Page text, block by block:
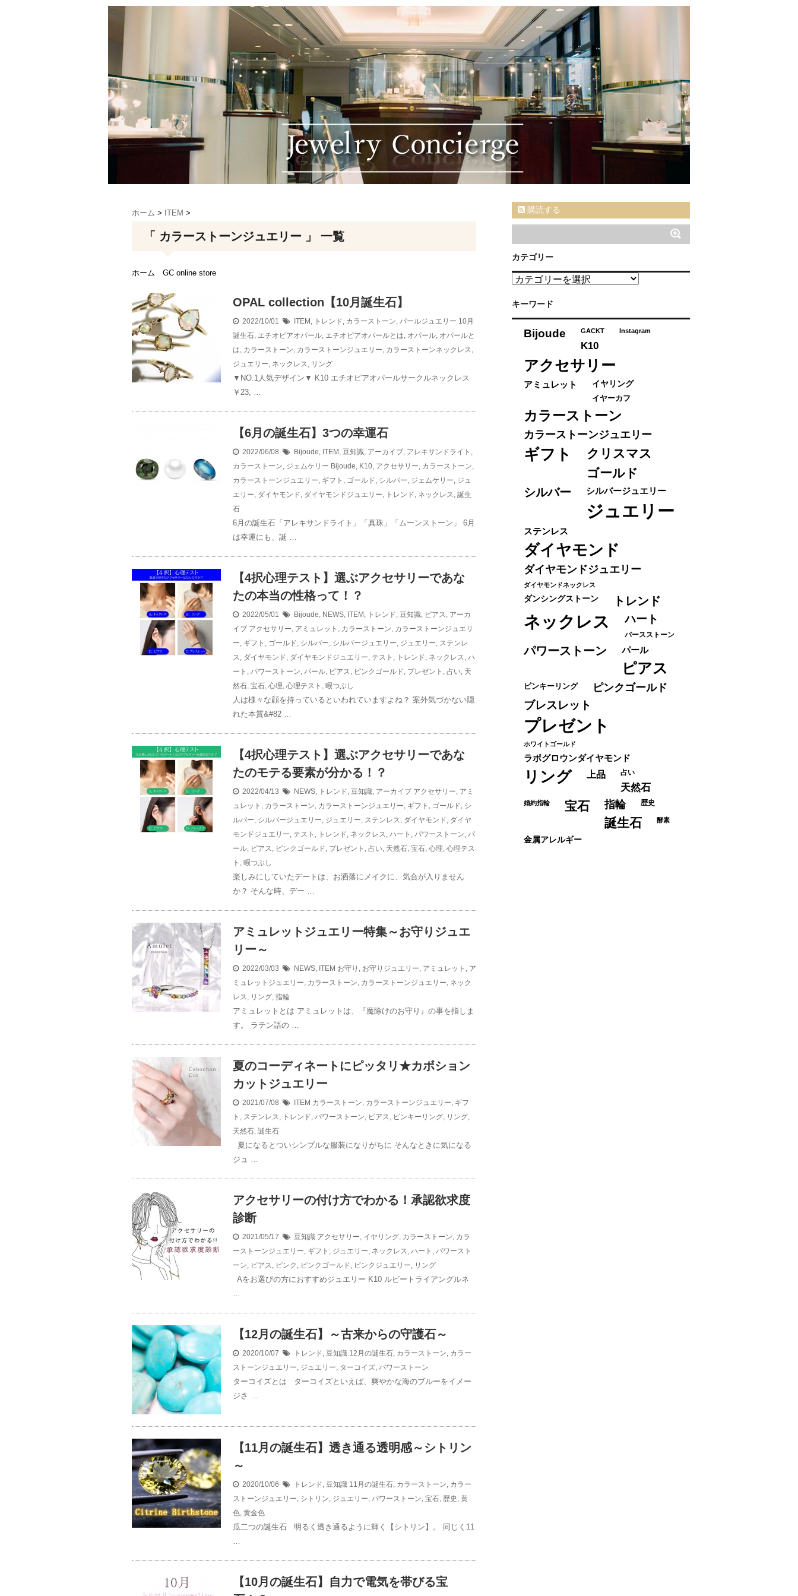
ホーム > ITEM >
「 カラーストーンジュエリー 」 一覧
ホーム GC online store
OPAL collection【10月誕生石】
2022/10/01 ITEM , トレンド, カラーストーン, パールジュエリー 10月
誕生石, エチオピアオパール, エチオピアオパールとは, オパール, オパールと
は, カラーストーン, カラーストーンジュエリー, カラーストーンネックレス,
ジュエリー, ネックレス, リング
▼NO.1人気デザイン▼ K10 エチオピアオパールサークルネックレス
￥23, …
【6月の誕生石】3つの幸運石
2022/06/08 Bijoude, ITEM , 豆知識, アーカイブ, アレキサンドライト ,
カラーストーン, ジェムケリー Bijoude, K10, アクセサリー, カラーストーン,
カラーストーンジュエリー, ギフト , ゴールド, シルバー, ジェムケリー, ジュ
エリー, ダイヤモンド, ダイヤモンドジュエリー, トレンド, ネックレス, 誕生
石
6月の誕生石「アレキサンドライト」「真珠」「ムーンストーン」 6月
は幸運にも、誕 …
【4択心理テスト】選ぶアクセサリーであな
たの本当の性格って！？
2022/05/01 Bijoude, NEWS, ITEM , トレンド, 豆知識, ピアス, アーカ
イブ アクセサリー, アミュレット , カラーストーン, カラーストーンジュエリ
ー, ギフト , ゴールド, シルバー, シルバージュエリー, ジュエリー, ステンレ
ス, ダイヤモンド, ダイヤモンドジュエリー, テスト , トレンド, ネックレス, ハ
ート , パワーストーン, パール, ピアス, ピンクゴールド, プレゼント , 占い, 天
然石, 宝石, 心理, 心理テスト , 暇つぶし
人は様々な顔を持っているといわれていますよね？ 案外気づかない隠
れた本質&#82 …
【4択心理テスト】選ぶアクセサリーであな
たのモテる要素が分かる！？
2022/04/13 NEWS, トレンド, 豆知識, アーカイブ アクセサリー, アミ
ュレット , カラーストーン, カラーストーンジュエリー, ギフト , ゴールド, シ
ルバー, シルバージュエリー, ジュエリー, ステンレス, ダイヤモンド, ダイヤ
モンドジュエリー, テスト , トレンド, ネックレス, ハート , パワーストーン, パ
ール, ピアス, ピンクゴールド, プレゼント , 占い, 天然石, 宝石, 心理, 心理テス
ト , 暇つぶし
楽しみにしていたデートは、お洒落にメイクに、気合が入りません
か？ そんな時、デー …
アミュレットジュエリー特集～お守りジュエ
リー～
2022/03/03 NEWS, ITEM お守り , お守りジュエリー, アミュレット , ア
ミュレットジュエリー, カラーストーン, カラーストーンジュエリー, ネック
レス, リング, 指輪
アミュレットとは アミュレットは、『魔除けのお守り』の事を指しま
す。 ラテン語の …
夏のコーディネートにピッタリ★カボション
カットジュエリー
2021/07/08 ITEM カラーストーン, カラーストーンジュエリー, ギフ
ト , ステンレス, トレンド, パワーストーン, ピアス, ピンキーリング, リング,
天然石, 誕生石
夏になるとついシンプルな服装になりがちに そんなときに気になる
ジュ …
アクセサリーの付け方でわかる！承認欲求度
診断
2021/05/17 豆知識 アクセサリー, イヤリング, カラーストーン, カラ
ーストーンジュエリー, ギフト , ジュエリー, ネックレス, ハート , パワースト
ーン, ピアス, ピンク , ピンクゴールド, ピンクジュエリー, リング
Aをお選びの方におすすめジュエリー K10 ルビートライアングルネ
…
【12月の誕生石】～古来からの守護石～
2020/10/07 トレンド, 豆知識 12月の誕生石, カラーストーン, カラー
ストーンジュエリー, ジュエリー, ターコイズ, パワーストーン
ターコイズとは ターコイズといえば、爽やかな海のブルーをイメー
ジさ …
【11月の誕生石】透き通る透明感～シトリン
～
2020/10/06 トレンド, 豆知識 11月の誕生石, カラーストーン, カラー
ストーンジュエリー, シトリン, ジュエリー, パワーストーン, 宝石, 歴史 , 黄
色, 黄金色
瓜二つの誕生石 明るく透き通るように輝く【シトリン】。 同じく11
…
【10月の誕生石】自力で電気を帯びる宝
購読する
カテゴリー
カ
ゴ
キーワード
Bijoude GACKT Instagram
K10
アクセサリー
アミュレット
イヤリング
イヤーカフ
カラーストーン
カラーストーンジュエリー
ギフト
クリスマス
ゴールド
シルバー シルバージュエリー
ジュエリー
ステンレス
ダイヤモンド
ダイヤモンドジュエリー
ダイヤモンドネックレス
ダンシングストーン トレンド
ネックレス ハート
バースストーン
パワーストーン パール
ピアス
ピンキーリング ピンクゴールド
ブレスレット
プレゼント
ホワイトゴールド
ラボグロウンダイヤモンド
リング 上品 占い
天然石
婚約指輪 宝石 指輪 歴史
誕生石 酵素
金属アレルギー